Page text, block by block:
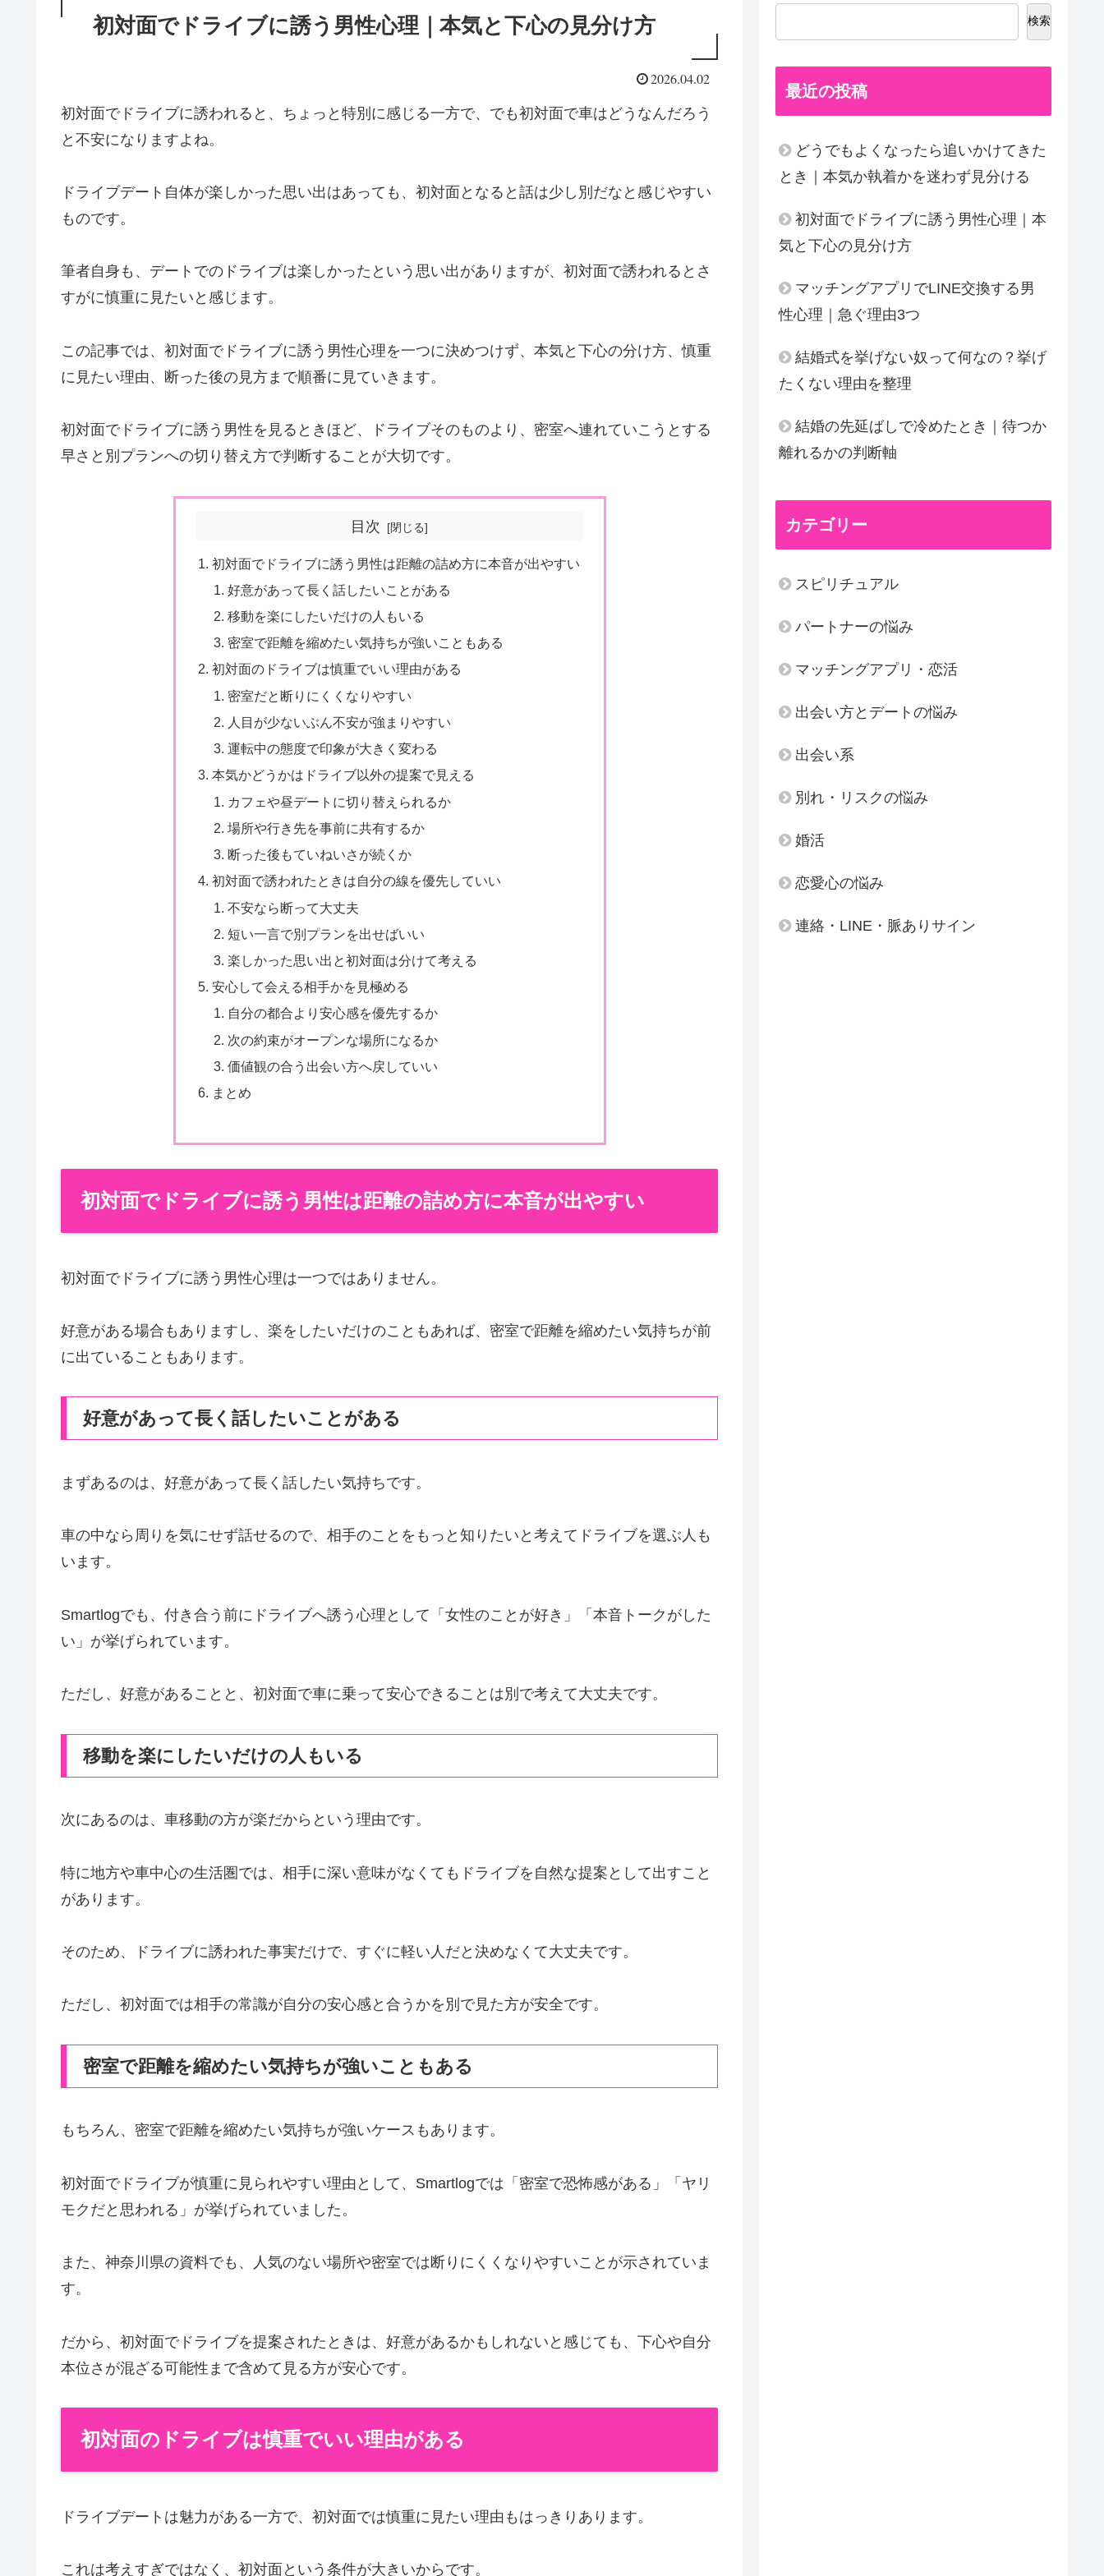
初対面でドライブに誘う男性心理｜本気と下心の見分け方
2026.04.02
初対面でドライブに誘われると、ちょっと特別に感じる一方で、でも初対面で車はどうなんだろう
と不安になりますよね。
ドライブデート自体が楽しかった思い出はあっても、初対面となると話は少し別だなと感じやすい
ものです。
筆者自身も、デートでのドライブは楽しかったという思い出がありますが、初対面で誘われるとさ
すがに慎重に見たいと感じます。
この記事では、初対面でドライブに誘う男性心理を一つに決めつけず、本気と下心の分け方、慎重
に見たい理由、断った後の見方まで順番に見ていきます。
初対面でドライブに誘う男性を見るときほど、ドライブそのものより、密室へ連れていこうとする
早さと別プランへの切り替え方で判断することが大切です。
目次
初対面でドライブに誘う男性は距離の詰め方に本音が出やすい
好意があって長く話したいことがある
移動を楽にしたいだけの人もいる
密室で距離を縮めたい気持ちが強いこともある
初対面のドライブは慎重でいい理由がある
密室だと断りにくくなりやすい
人目が少ないぶん不安が強まりやすい
運転中の態度で印象が大きく変わる
本気かどうかはドライブ以外の提案で見える
カフェや昼デートに切り替えられるか
場所や行き先を事前に共有するか
断った後もていねいさが続くか
初対面で誘われたときは自分の線を優先していい
不安なら断って大丈夫
短い一言で別プランを出せばいい
楽しかった思い出と初対面は分けて考える
安心して会える相手かを見極める
自分の都合より安心感を優先するか
次の約束がオープンな場所になるか
価値観の合う出会い方へ戻していい
まとめ
初対面でドライブに誘う男性は距離の詰め方に本音が出やすい
初対面でドライブに誘う男性心理は一つではありません。
好意がある場合もありますし、楽をしたいだけのこともあれば、密室で距離を縮めたい気持ちが前
に出ていることもあります。
好意があって長く話したいことがある
まずあるのは、好意があって長く話したい気持ちです。
車の中なら周りを気にせず話せるので、相手のことをもっと知りたいと考えてドライブを選ぶ人も
います。
Smartlogでも、付き合う前にドライブへ誘う心理として「女性のことが好き」「本音トークがした
い」が挙げられています。
ただし、好意があることと、初対面で車に乗って安心できることは別で考えて大丈夫です。
移動を楽にしたいだけの人もいる
次にあるのは、車移動の方が楽だからという理由です。
特に地方や車中心の生活圏では、相手に深い意味がなくてもドライブを自然な提案として出すこと
があります。
そのため、ドライブに誘われた事実だけで、すぐに軽い人だと決めなくて大丈夫です。
ただし、初対面では相手の常識が自分の安心感と合うかを別で見た方が安全です。
密室で距離を縮めたい気持ちが強いこともある
もちろん、密室で距離を縮めたい気持ちが強いケースもあります。
初対面でドライブが慎重に見られやすい理由として、Smartlogでは「密室で恐怖感がある」「ヤリ
モクだと思われる」が挙げられていました。
また、神奈川県の資料でも、人気のない場所や密室では断りにくくなりやすいことが示されていま
す。
だから、初対面でドライブを提案されたときは、好意があるかもしれないと感じても、下心や自分
本位さが混ざる可能性まで含めて見る方が安心です。
初対面のドライブは慎重でいい理由がある
ドライブデートは魅力がある一方で、初対面では慎重に見たい理由もはっきりあります。
これは考えすぎではなく、初対面という条件が大きいからです。
検索
最近の投稿
どうでもよくなったら追いかけてきた
とき｜本気か執着かを迷わず見分ける
初対面でドライブに誘う男性心理｜本
気と下心の見分け方
マッチングアプリでLINE交換する男
性心理｜急ぐ理由3つ
結婚式を挙げない奴って何なの？挙げ
たくない理由を整理
結婚の先延ばしで冷めたとき｜待つか
離れるかの判断軸
カテゴリー
スピリチュアル
パートナーの悩み
マッチングアプリ・恋活
出会い方とデートの悩み
出会い系
別れ・リスクの悩み
婚活
恋愛心の悩み
連絡・LINE・脈ありサイン